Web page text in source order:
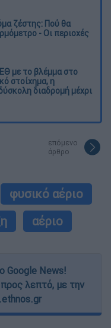
ζέστης: Πού θα
- Οι περιοχές
με το βλέμμα στο
στοίχημα, η
διαδρομή μέχρι
επόμενο
άρθρο
φυσικό αέριο
αέριο
Google News!
λεπτό, με την